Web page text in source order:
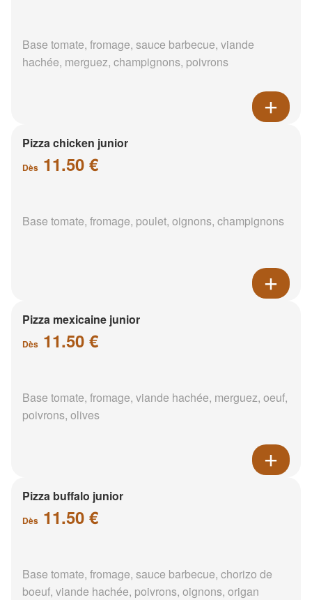
Base tomate, fromage, sauce barbecue, viande
hachée, merguez, champignons, poivrons
Pizza chicken junior
Dès 11.50 €
Base tomate, fromage, poulet, oignons, champignons
Pizza mexicaine junior
Dès 11.50 €
Base tomate, fromage, viande hachée, merguez, oeuf,
poivrons, olives
Pizza buffalo junior
Dès 11.50 €
Base tomate, fromage, sauce barbecue, chorizo de
boeuf, viande hachée, poivrons, oignons, origan